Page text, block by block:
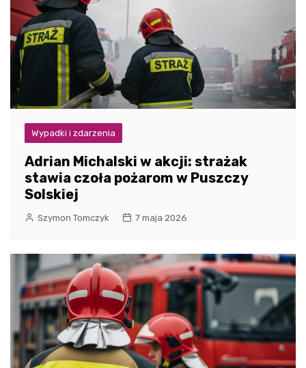
Wypadki i zdarzenia
Adrian Michalski w akcji: strażak
stawia czoła pożarom w Puszczy
Solskiej
Szymon Tomczyk 7 maja 2026